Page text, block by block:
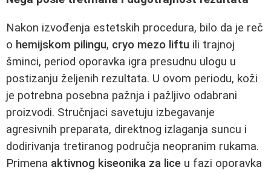
Nakon izvođenja estetskih procedura, bilo da je reč
o hemijskom pilingu, cryo mezo liftu ili trajnoj
šminci, period oporavka igra presudnu ulogu u
postizanju željenih rezultata. U ovom periodu, koži
je potrebna posebna pažnja i pažljivo odabrani
proizvodi. Stručnjaci savetuju izbegavanje
agresivnih preparata, direktnog izlaganja suncu i
dodirivanja tretiranog područja neopranim rukama.
Primena aktivnog kiseonika za lice u fazi oporavka